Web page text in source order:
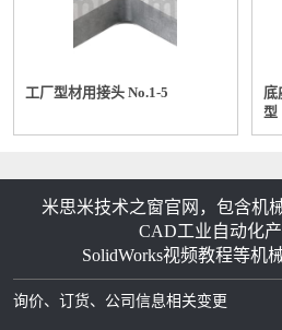
工厂型材用接头 No.1-5
底
型
米思米技术之窗官网，包含机
CAD工业自动化产
SolidWorks视频教程等机
询价、订货、公司信息相关变更